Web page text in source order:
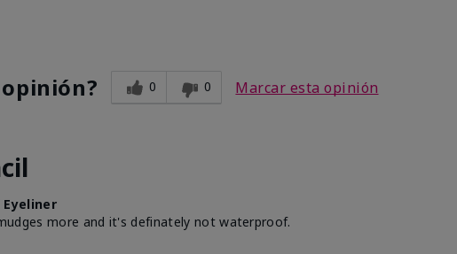
0 0 Marcar esta opinión
more and it's definately not waterproof.